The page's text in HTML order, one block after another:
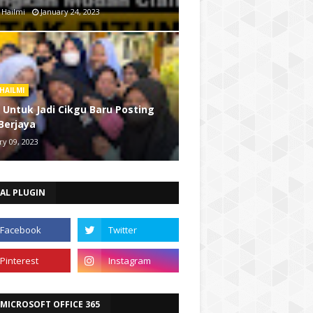
Hailmi January 24, 2023
Untuk Jadi Cikgu Baru Posting
09, 2023
PLUGIN
OFFICE 365